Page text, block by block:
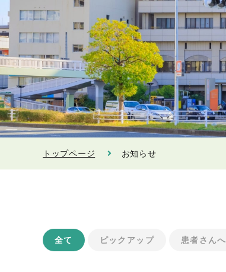
トップページ お知らせ
全て ピックアップ 患者さんへ